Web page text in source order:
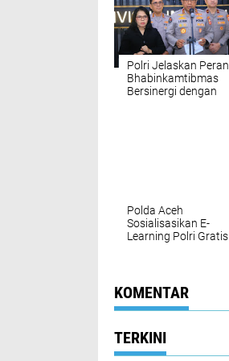
Polri Jelaskan Peran
Bhabinkamtibmas
Bersinergi dengan
Polda Aceh
Sosialisasikan E-
Learning Polri Gratis
KOMENTAR
TERKINI